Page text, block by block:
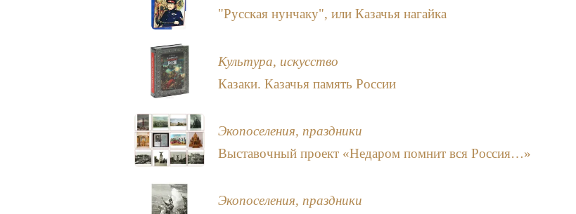
"Русская нунчаку", или Казачья нагайка
Культура, искусство
Казаки. Казачья память России
Экопоселения, праздники
Выставочный проект «Недаром помнит вся Россия…»
Экопоселения, праздники